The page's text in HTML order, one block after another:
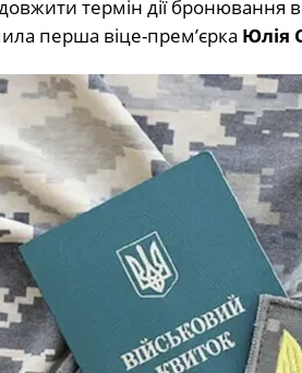
термін дії бронювання
перша віце-прем’єрка Юлія